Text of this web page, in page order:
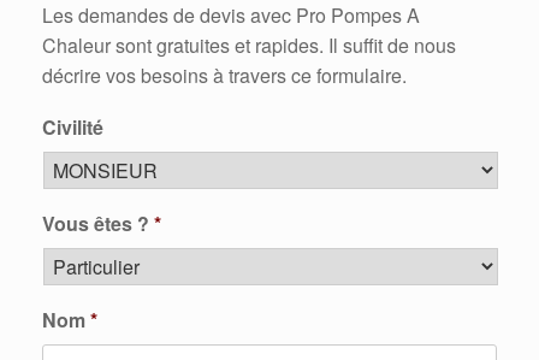
Les demandes de devis avec Pro Pompes A
Chaleur sont gratuites et rapides. Il suffit de nous
décrire vos besoins à travers ce formulaire.
Civilité
Vous êtes ? *
Nom*